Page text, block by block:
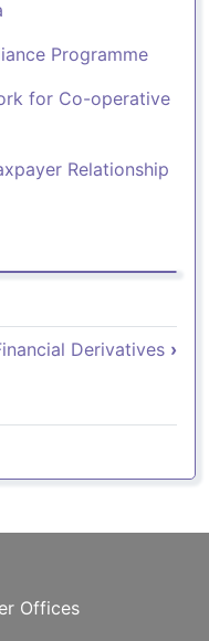
Programme
for Co-operative
Relationship
for Derivatives ›
Offices